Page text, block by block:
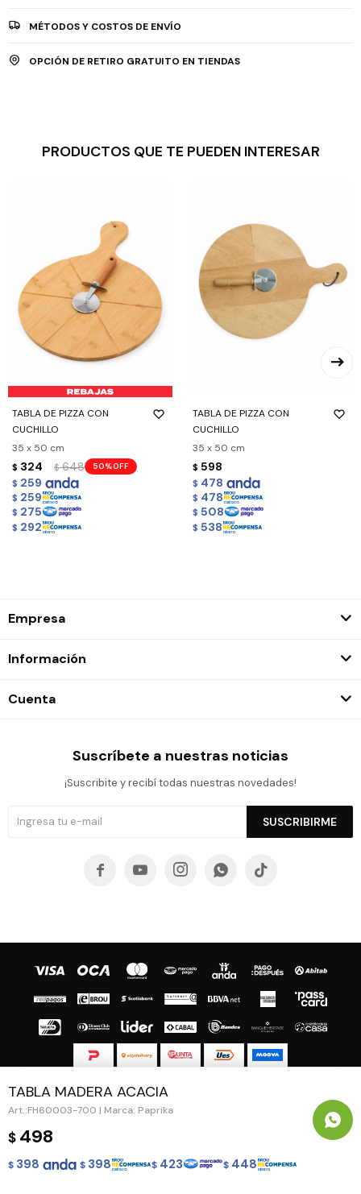
TABLA MADERA ACACIA
FH60003-700 | Marca: Paprika
$ 498
$ 398 $ 398 $ 423 $ 448
MÉTODOS Y COSTOS DE ENVÍO
OPCIÓN DE RETIRO GRATUITO EN TIENDAS
PRODUCTOS QUE TE PUEDEN INTERESAR
TABLA DE PIZZA CON
CUCHILLO
35 x 50 cm
$ 324 $ 648 50
$ 259
$ 259
$ 275
$ 292
TABLA DE PIZZA CON
CUCHILLO
35 x 50 cm
$ 598
$ 478
$ 478
$ 508
$ 538
Empresa
Información
Cuenta
Suscríbete a nuestras noticias
¡Suscribite y recibí todas nuestras novedades!
SUSCRIBIRME
    
© Copyright 2026 / Guapa - Paprika